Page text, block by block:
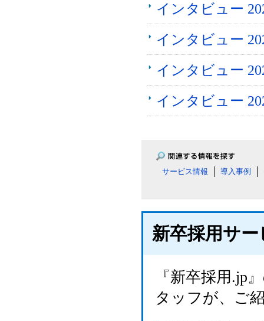
インタビュー
インタビュー
インタビュー
インタビュー
サービス情報 導入事例
新卒採用サ
『新卒採用.jp
タッフが、ご